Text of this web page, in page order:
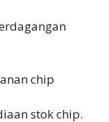
chip
stok chip.